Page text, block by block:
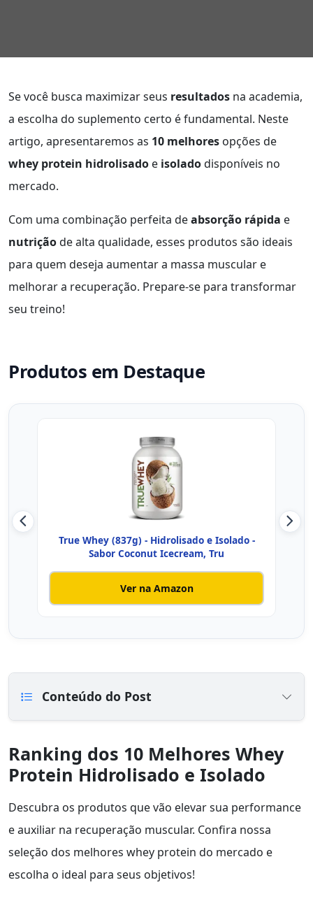
Se você busca maximizar seus resultados na academia,
a escolha do suplemento certo é fundamental. Neste
artigo, apresentaremos as 10 melhores opções de
whey protein hidrolisado e isoladodisponíveis no
mercado.
Com uma combinação perfeita deabsorção rápida e
nutriçãode alta qualidade, esses produtos são ideais
para quem deseja aumentar a massa muscular e
melhorar a recuperação. Prepare-se para transformar
seu treino!
Produtos em Destaque
True Whey (837g) - Hidrolisado e Isolado -
Sabor Coconut Icecream, Tru
Ver na Amazon
Conteúdo do Post
Ranking dos 10 Melhores Whey
Protein Hidrolisado e Isolado
Descubra os produtos que vão elevar sua performance
e auxiliar na recuperação muscular. Confira nossa
seleção dos melhores whey protein do mercado e
escolha o ideal para seus objetivos!